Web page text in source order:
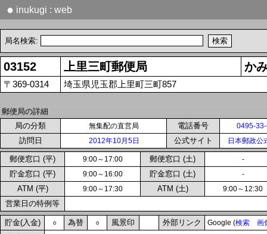
● inukugi : web
局名検索:
03152 上里三町郵便局 か
〒369-0314 埼玉県児玉郡上里町三町857
郵便局の詳細
局の分類
無集配の直営局 電話番号 0495-
訪問日 2012年10月5日 公式サイト 日本郵政公
郵便窓口 (平) 9:00～17:00 郵便窓口 (土) -
貯金窓口 (平) 9:00～16:00 貯金窓口 (土) -
ATM (平) 9:00～17:30 ATM (土) 9:00～12:30
営業日の特例等
貯金(入金) ○ 為替 ○ 風景印 外部リンク Google (検索 画